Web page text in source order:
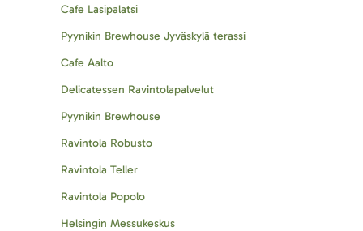
Cafe Lasipalatsi
Pyynikin Brewhouse Jyväskylä terassi
Cafe Aalto
Delicatessen Ravintolapalvelut
Pyynikin Brewhouse
Ravintola Robusto
Ravintola Teller
Ravintola Popolo
Helsingin Messukeskus